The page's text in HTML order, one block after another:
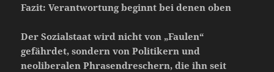
Fazit: Verantwortung beginnt bei denen oben
Der Sozialstaat wird nicht von „Faulen“
gefährdet, sondern von Politikern und
neoliberalen Phrasendreschern, die ihn seit